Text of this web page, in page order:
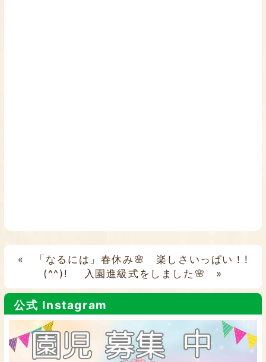
«
「なるには」春休み🌸 楽しさいっぱい！!
(^^)!
入園進級式をしました🌸 »
公式 Instagram